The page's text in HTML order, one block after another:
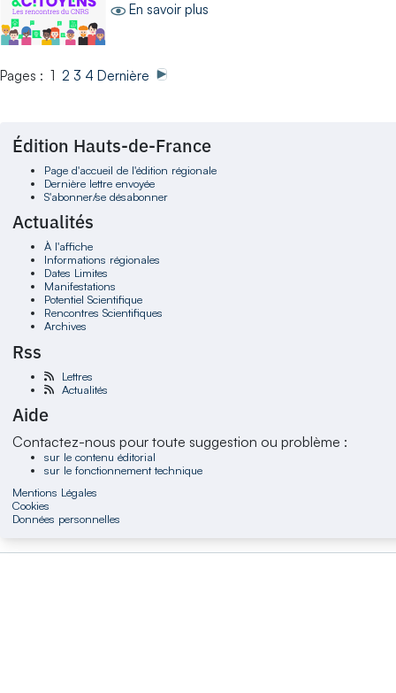
En savoir plus
Pages : 1 2 3 4 Dernière
Édition Hauts-de-France
Page d'accueil de l'édition régionale
Dernière lettre envoyée
S'abonner/se désabonner
Actualités
À l'affiche
Informations régionales
Dates Limites
Manifestations
Potentiel Scientifique
Rencontres Scientifiques
Archives
Rss
Lettres
Actualités
Aide
Contactez-nous pour toute suggestion ou problème :
sur le contenu éditorial
sur le fonctionnement technique
Mentions Légales
Cookies
Données personnelles